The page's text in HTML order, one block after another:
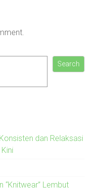
Search
dan Relaksasi
“Knitwear” Lembut